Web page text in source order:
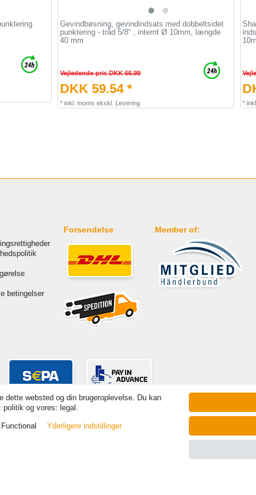
Gevindbøsning, gevindindsats med dobbeltsidet
punktering - tråd 5/8“ , internt Ø 10mm, længde
40 mm
Vejledende pris DKK 66.99
DKK 59.54 *
* inkl. moms ekskl. Levering *
betingelser
Forsendelse Member of:
websted og din brugeroplevelse. Du kan
politik og vores: legal.
Functional Yderligere indstillinger